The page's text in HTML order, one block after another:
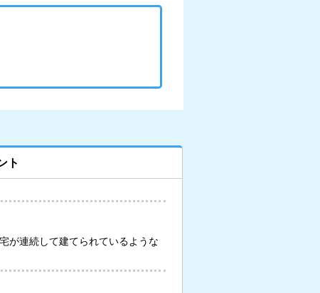
ト
が連続して建てられているような